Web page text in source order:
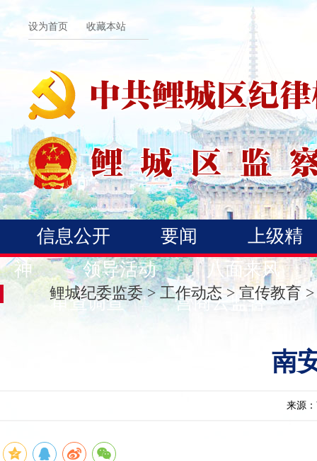
设为首页 收藏本站
信息公开 要闻
上级精
神
领导活动
八面来风
审查调查
营商云监督
鲤城纪委监委>工作动态 > 宣传教育 >
南
来源